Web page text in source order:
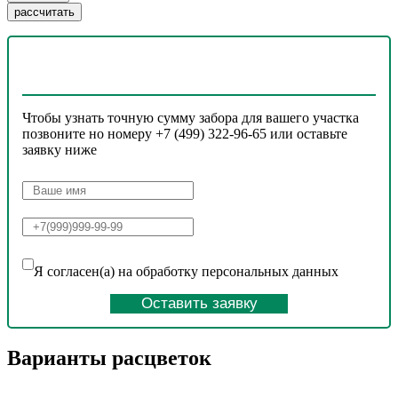
Чтобы узнать точную сумму забора для вашего участка
позвоните но номеру +7 (499) 322-96-65 или оставьте
заявку ниже
Я согласен(а) на обработку персональных данных
Оставить заявку
Варианты расцветок